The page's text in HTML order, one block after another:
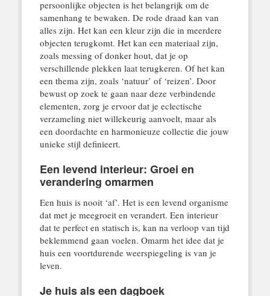
persoonlijke objecten is het belangrijk om de
samenhang te bewaken. De rode draad kan van
alles zijn. Het kan een kleur zijn die in meerdere
objecten terugkomt. Het kan een materiaal zijn,
zoals messing of donker hout, dat je op
verschillende plekken laat terugkeren. Of het kan
een thema zijn, zoals ‘natuur’ of ‘reizen’. Door
bewust op zoek te gaan naar deze verbindende
elementen, zorg je ervoor dat je eclectische
verzameling niet willekeurig aanvoelt, maar als
een doordachte en harmonieuze collectie die jouw
unieke stijl definieert.
Een levend interieur: Groei en
verandering omarmen
Een huis is nooit ‘af’. Het is een levend organisme
dat met je meegroeit en verandert. Een interieur
dat te perfect en statisch is, kan na verloop van tijd
beklemmend gaan voelen. Omarm het idee dat je
huis een voortdurende weerspiegeling is van je
leven.
Je huis als een dagboek